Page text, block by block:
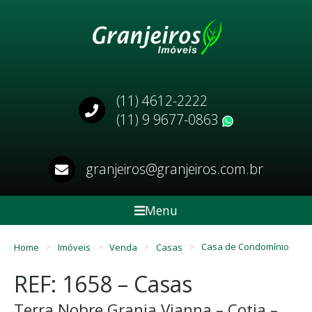
(11) 4612-2222
(11) 9 9677-0863
granjeiros@granjeiros.com.br
Menu
Home Imóveis Venda Casas Casa de Condomínio
REF: 1658 – Casas